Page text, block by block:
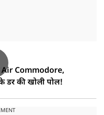
Air Commodore,
की खोली पोल!